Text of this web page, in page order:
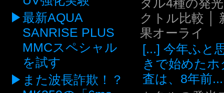
最新AQUA
SANRISE PLUS
MMCスペシャル
を試す
また波長詐欺！？
タル4種の発
クトル比較 │
果オーライ
[...] 今年ふと
きで始めたホ
査は、8年前...